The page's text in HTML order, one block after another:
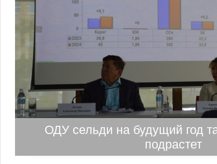
ОДУ сельди на будущий год
подрастет